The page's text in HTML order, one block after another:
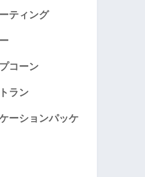
ティング
コーン
ラン
ーションパッケ